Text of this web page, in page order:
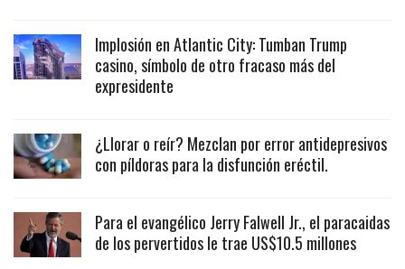
Implosión en Atlantic City: Tumban Trump
casino, símbolo de otro fracaso más del
expresidente
¿Llorar o reír? Mezclan por error antidepresivos
con píldoras para la disfunción eréctil.
Para el evangélico Jerry Falwell Jr., el paracaidas
de los pervertidos le trae US$10.5 millones